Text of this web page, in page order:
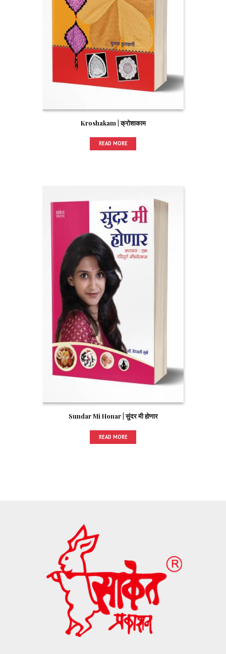
Kroshakam | क्रोशाकाम
READ MORE
Sundar Mi Honar | सुंदर मी होणार
READ MORE